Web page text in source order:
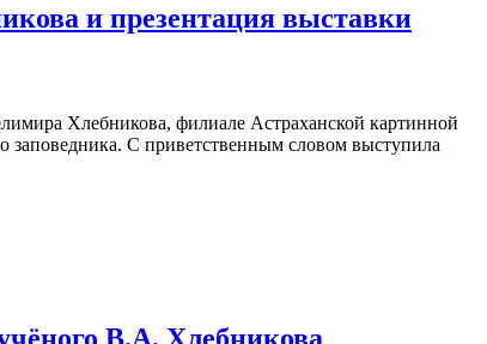
и презентация выставки
Хлебникова, филиале Астраханской картинной
заповедника. С приветственным словом выступила